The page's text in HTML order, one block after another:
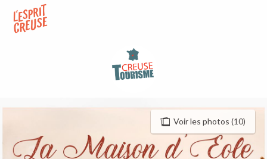
contenu
Voir les photos (10)